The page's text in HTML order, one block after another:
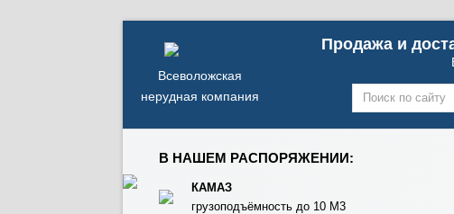
Всеволожская
нерудная компания
Продажа и
В НАШЕМ РАСПОРЯЖЕНИИ:
КАМАЗ
грузоподъёмность до 10 М3